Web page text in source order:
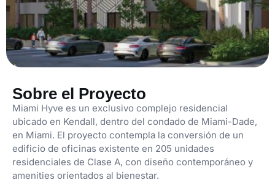
Sobre el Proyecto
Miami Hyve es un exclusivo complejo residencial
ubicado en Kendall, dentro del condado de Miami-Dade,
en Miami. El proyecto contempla la conversión de un
edificio de oficinas existente en 205 unidades
residenciales de Clase A, con diseño contemporáneo y
amenities orientados al bienestar.